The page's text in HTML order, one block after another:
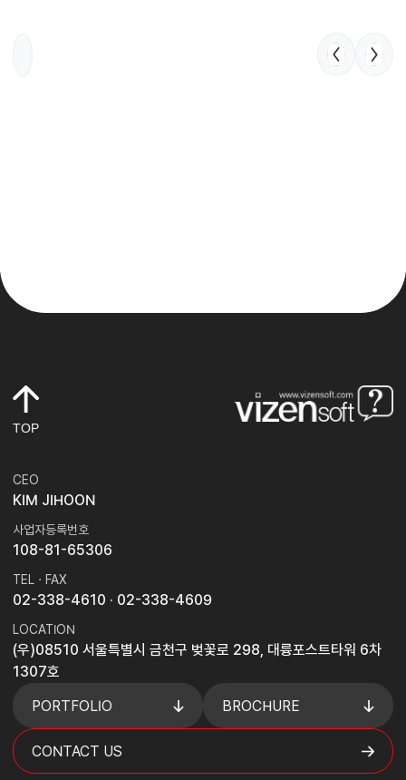
TOP
CEO
KIM JIHOON
사업자등록번호
108-81-65306
TEL · FAX
02-338-4610 · 02-338-4609
LOCATION
(우)08510 서울특별시 금천구 벚꽃로 298, 대륭포스트타워 6차
1307호
PORTFOLIO
BROCHURE
CONTACT US